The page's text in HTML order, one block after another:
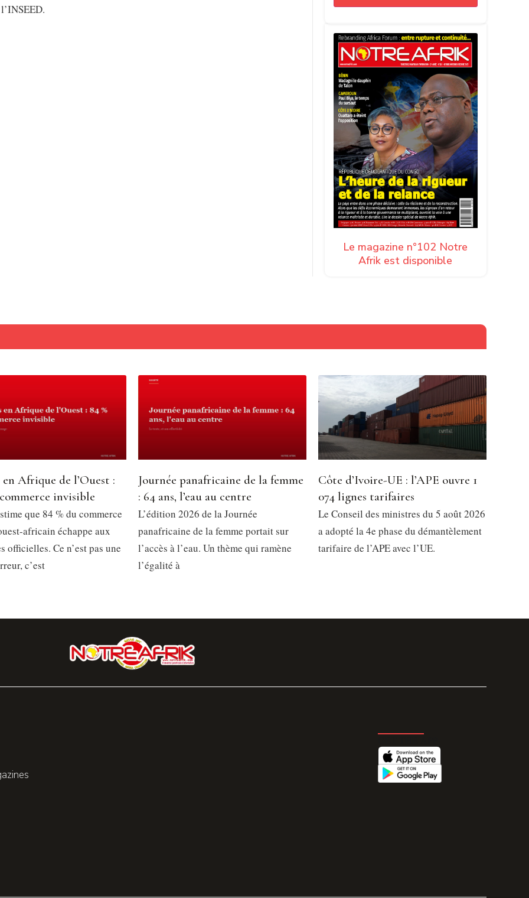
Le magazine n°102 Notre
Afrik est disponible
en Afrique de l’Ouest :
invisible
que 84 % du commerce
africain échappe aux
officielles. Ce n’est pas une
c’est
Journée panafricaine de la femme
: 64 ans, l’eau au centre
L’édition 2026 de la Journée
panafricaine de la femme portait sur
l’accès à l’eau. Un thème qui ramène
l’égalité à
Côte d’Ivoire-UE : l’APE ouvre 1
074 lignes tarifaires
Le Conseil des ministres du 5 août 2026
a adopté la 4e phase du démantèlement
tarifaire de l’APE avec l’UE.